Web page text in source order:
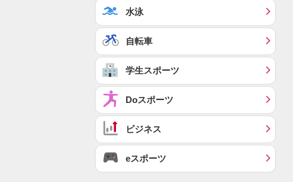
水泳
自転車
学生スポーツ
Doスポーツ
ビジネス
eスポーツ